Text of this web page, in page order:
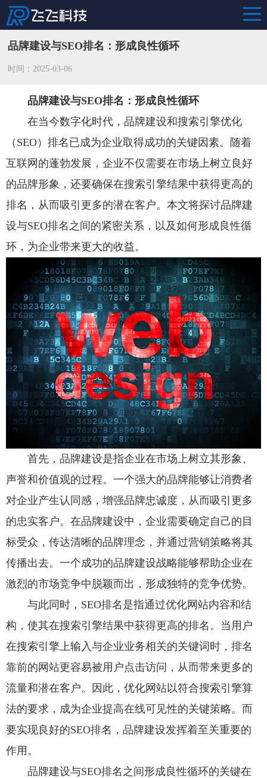
品牌建设与SEO排名：形成良性循环
时间：2025-03-06
品牌建设与SEO排名：形成良性循环
在当今数字化时代，品牌建设和搜索引擎优化
（SEO）排名已成为企业取得成功的关键因素。随着
互联网的蓬勃发展，企业不仅需要在市场上树立良好
的品牌形象，还要确保在搜索引擎结果中获得更高的
排名，从而吸引更多的潜在客户。本文将探讨品牌建
设与SEO排名之间的紧密关系，以及如何形成良性循
环，为企业带来更大的收益。
首先，品牌建设是指企业在市场上树立其形象、
声誉和价值观的过程。一个强大的品牌能够让消费者
对企业产生认同感，增强品牌忠诚度，从而吸引更多
的忠实客户。在品牌建设中，企业需要确定自己的目
标受众，传达清晰的品牌理念，并通过营销策略将其
传播出去。一个成功的品牌建设战略能够帮助企业在
激烈的市场竞争中脱颖而出，形成独特的竞争优势。
与此同时，SEO排名是指通过优化网站内容和结
构，使其在搜索引擎结果中获得更高的排名。当用户
在搜索引擎上输入与企业业务相关的关键词时，排名
靠前的网站更容易被用户点击访问，从而带来更多的
流量和潜在客户。因此，优化网站以符合搜索引擎算
法的要求，成为企业提高在线可见性的关键策略。而
要实现良好的SEO排名，品牌建设发挥着至关重要的
作用。
品牌建设与SEO排名之间形成良性循环的关键在